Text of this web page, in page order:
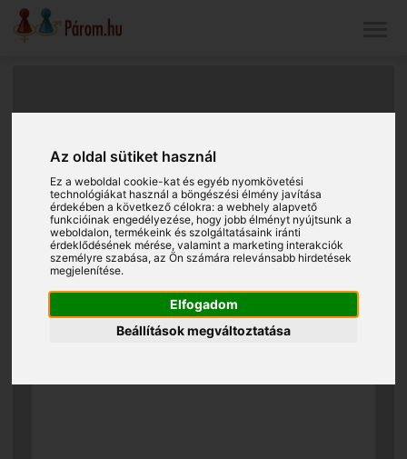
Az oldal sütiket használ
Ez a weboldal cookie-kat és egyéb nyomkövetési
technológiákat használ a böngészési élmény javítása
érdekében a következő célokra:a webhely alapvető
funkcióinak engedélyezése, hogy jobb élményt nyújtsunk a
weboldalon,termékeink és szolgáltatásaink iránti
érdeklődésének mérése, valamint a marketing interakciók
személyre szabása,az Ön számára relevánsabb hirdetések
megjelenítése.
Elfogadom
Beállítások megváltoztatása